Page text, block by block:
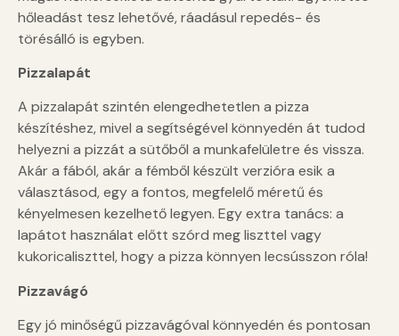
hőleadást tesz lehetővé, ráadásul repedés- és
törésálló is egyben.
Pizzalapát
A pizzalapát szintén elengedhetetlen a pizza
készítéshez, mivel a segítségével könnyedén át tudod
helyezni a pizzát a sütőből a munkafelületre és vissza.
Akár a fából, akár a fémből készült verzióra esik a
választásod, egy a fontos, megfelelő méretű és
kényelmesen kezelhető legyen. Egy extra tanács: a
lapátot használat előtt szórd meg liszttel vagy
kukoricaliszttel, hogy a pizza könnyen lecsússzon róla!
Pizzavágó
Egy jó minőségű pizzavágóval könnyedén és pontosan